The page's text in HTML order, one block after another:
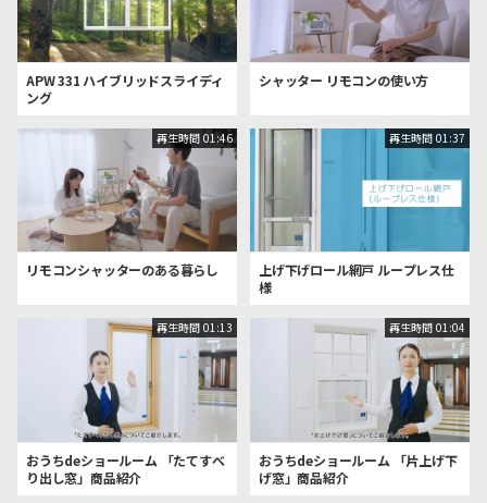
APW 331 ハイブリッドスライディ
ング
シャッター リモコンの使い方
リモコンシャッターのある暮らし
再生時間 01:46
上げ下げロール網戸 ループレス仕
様
再生時間 01:37
おうちdeショールーム 「たてすべ
り出し窓」商品紹介
再生時間 01:13
おうちdeショールーム 「片上げ下
げ窓」商品紹介
再生時間 01:04